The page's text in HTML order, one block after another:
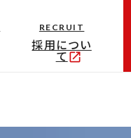
RECRUIT
採用につい
てopen_in_new